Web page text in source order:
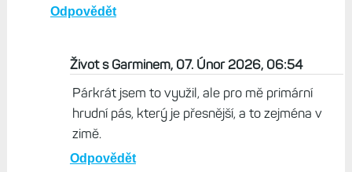
Odpovědět
Život s Garminem, 07. Únor 2026, 06:54
Párkrát jsem to využil, ale pro mě primární
hrudní pás, který je přesnější, a to zejména v
zimě.
Odpovědět